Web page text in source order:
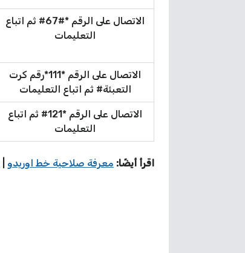
الاتصال على الرقم *#67# ثم اتباع
التعليمات
الاتصال على الرقم *111*رقم كرت
التعبئة# ثم اتباع التعليمات
الاتصال على الرقم *121# ثم اتباع
التعليمات
اقرأ أيضًا: معرفة صلاحية خط اوريدو